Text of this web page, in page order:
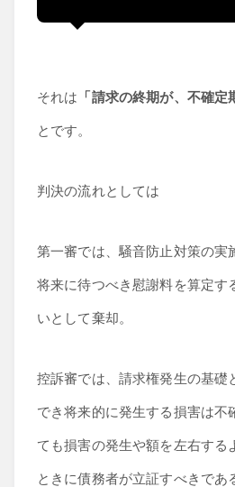
それは 「請求の終期が、不確定
とです。
判決の流れとしては
第一審では、騒音防止対策の実
将来に待つべき慰謝料を算定す
いとして棄却。
控訴審では、請求権発生の基礎
でき将来的に発生する損害は不
ても損害の発生や額を左右する
ときに債務者が立証すべきであ